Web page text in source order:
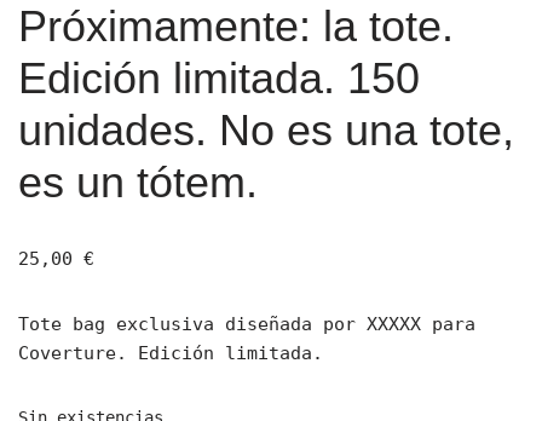
Próximamente: la tote.
Edición limitada. 150
unidades. No es una tote,
es un tótem.
25,00 €
Tote bag exclusiva diseñada por XXXXX para
Coverture. Edición limitada.